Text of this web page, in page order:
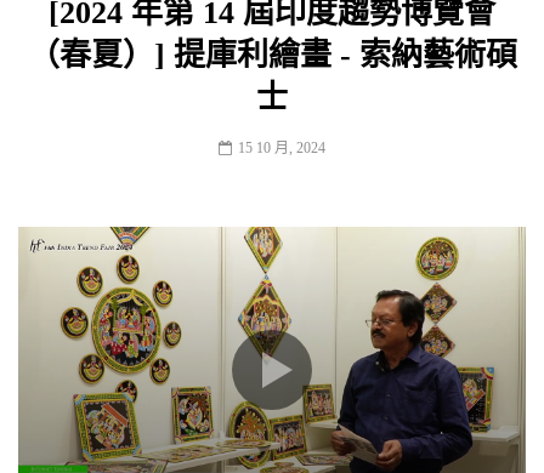
[2024 年第 14 屆印度趨勢博覽會
（春夏）] 提庫利繪畫 - 索納藝術碩
士
15 10 月, 2024